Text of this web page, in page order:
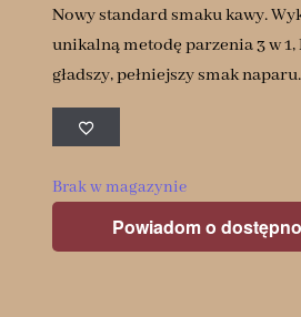
Nowy standard smaku kawy.
unikalną metodę parzenia 3 w
gładszy, pełniejszy smak naparu.
Brak w magazynie
Powiadom o